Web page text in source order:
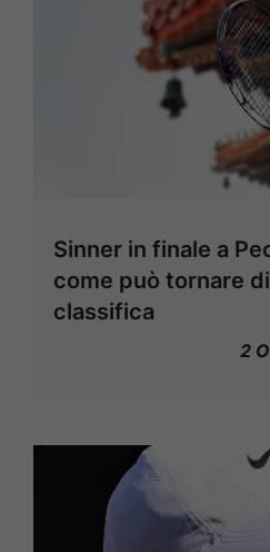
Sinner in finale a
come può tornare
classifica
2